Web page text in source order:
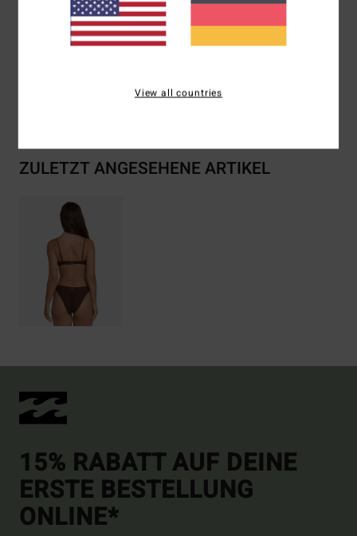
Zusammensetzung[Hauptstoff] 99% Polyester, 1%
Versand & Rückversand
ZULETZT ANGESEHENE ARTIKEL
15% RABATT AUF DEINE
ERSTE BESTELLUNG
ONLINE*
View all countries